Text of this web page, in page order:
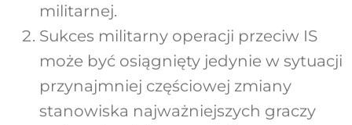
militarnej.
Sukces militarny operacji przeciw IS
może być osiągnięty jedynie w sytuacji
przynajmniej częściowej zmiany
stanowiska najważniejszych graczy